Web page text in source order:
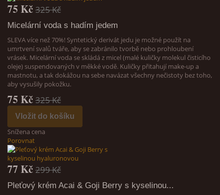
75 Kč 325 Kč
Micelární voda s hadím jedem
SLEVA více než 70%! Syntetický derivát jedu je možné použít na
umrtvení svalů tváře, aby se zabránilo tvorbě nebo prohloubení
vrásek. Micelární voda se skládá z micel (malé kuličky molekul čisticího
oleje) suspendovaných v měkké vodě. Kuličky přitahují make-up a
mastnotu, a tak dokážou na sebe navázat všechny nečistoty bez toho,
aby vysušily pokožku.
75 Kč 325 Kč
Vložit do košíku
Snížena cena
Porovnat
77 Kč 299 Kč
Pleťový krém Acai & Goji Berry s kyselinou...